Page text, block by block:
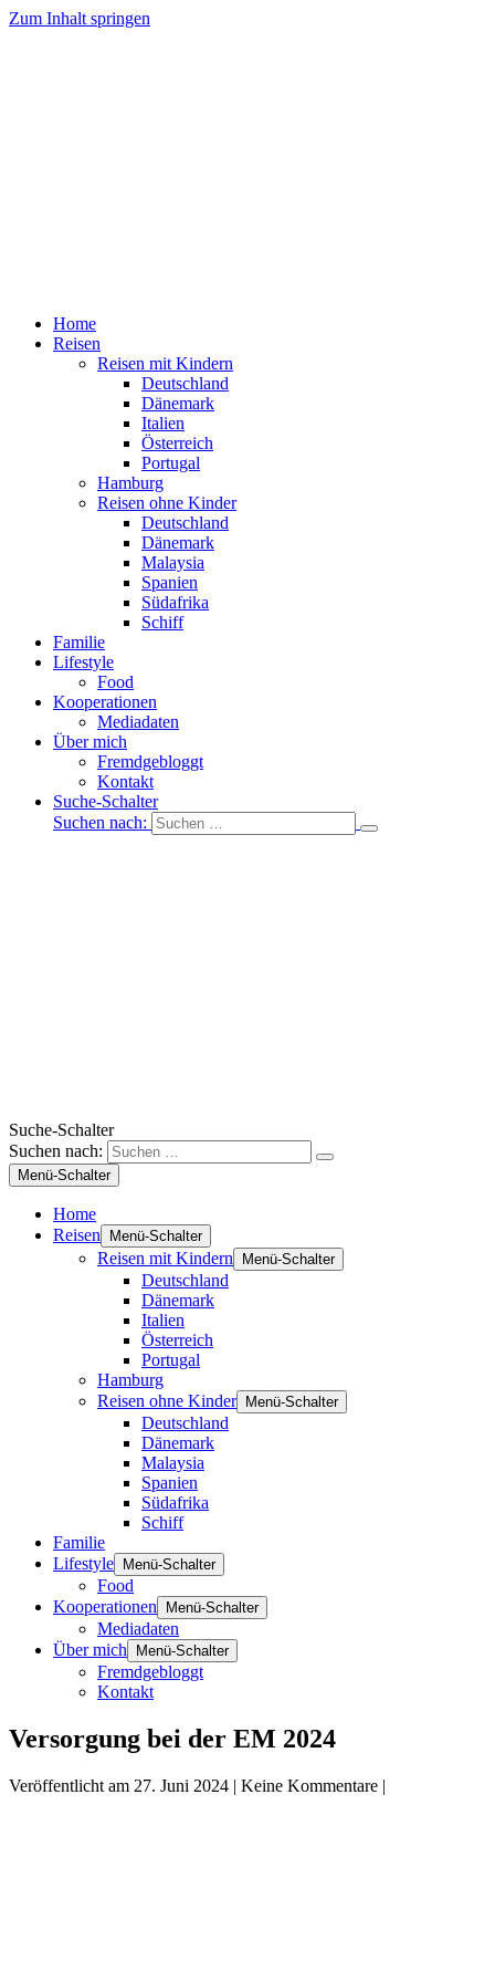
Zum Inhalt springen
Home
Reisen
Reisen mit Kindern
Deutschland
Dänemark
Italien
Österreich
Portugal
Hamburg
Reisen ohne Kinder
Deutschland
Dänemark
Malaysia
Spanien
Südafrika
Schiff
Familie
Lifestyle
Food
Kooperationen
Mediadaten
Über mich
Fremdgebloggt
Kontakt
Suche-Schalter
Suchen nach:
Suche-Schalter
Suchen nach:
Menü-Schalter
Home
Reisen
Menü-Schalter
Reisen mit Kindern Menü-Schalter
Deutschland
Dänemark
Italien
Österreich
Portugal
Hamburg
Reisen ohne Kinder
Menü-Schalter
Deutschland
Dänemark
Malaysia
Spanien
Südafrika
Schiff
Familie
Lifestyle
Menü-Schalter
Food
Kooperationen
Menü-Schalter
Mediadaten
Über mich
Menü-Schalter
Fremdgebloggt
Kontakt
Versorgung bei der EM 2024
Veröffentlicht am 27. Juni 2024 | Keine Kommentare |